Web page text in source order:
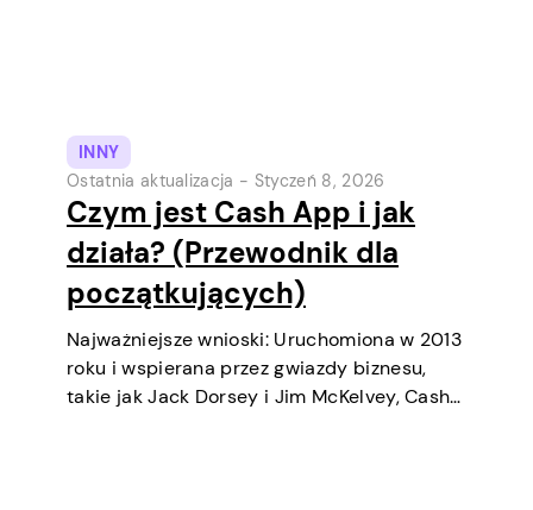
INNY
Ostatnia aktualizacja - Styczeń 8, 2026
Czym jest Cash App i jak
działa? (Przewodnik dla
początkujących)
Najważniejsze wnioski: Uruchomiona w 2013
roku i wspierana przez gwiazdy biznesu,
takie jak Jack Dorsey i Jim McKelvey, Cash